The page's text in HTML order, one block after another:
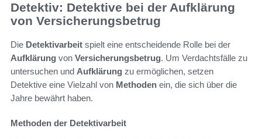
Detektiv: Detektive bei der Aufklärung
von Versicherungsbetrug
Die Detektivarbeit spielt eine entscheidende Rolle bei der
Aufklärung von Versicherungsbetrug. Um Verdachtsfälle zu
untersuchen und Aufklärung zu ermöglichen, setzen
Detektive eine Vielzahl von Methoden ein, die sich über die
Jahre bewährt haben.
Methoden der Detektivarbeit